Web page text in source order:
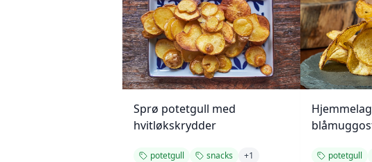
Sprø potetgull med
hvitløkskrydder
potetgull snacks +1 potetgull